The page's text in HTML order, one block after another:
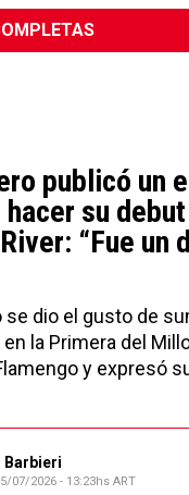
publicó un
su
“Fue un
se dio el gusto de
la Primera del
y expresó
Barbieri
07/2026 - 13:23hs ART